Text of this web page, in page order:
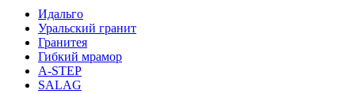
Идальго
Уральский гранит
Гранитея
Гибкий мрамор
A-STEP
SALAG